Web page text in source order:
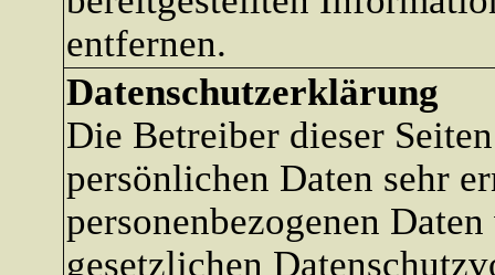
entfernen.
Datenschutzerklärung
Die Betreiber dieser
persönlichen Daten sehr
personenbezogenen
gesetzlichen